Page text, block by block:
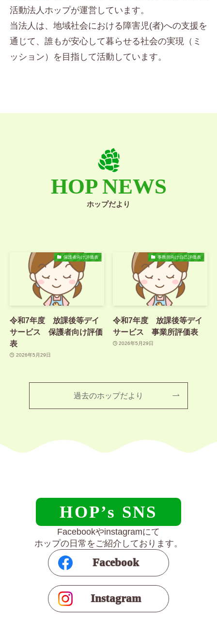
活動法人ホップが運営しています。
当法人は、地域社会における障害児(者)への支援を
通じて、誰もが安心して暮らせる社会の実現（ミ
ッション）を目指して活動しています。
HOP NEWS
ホップだより
保護者向け評価表
令和7年度 放課後等デイ
サービス 保護者向け評価
表
2026年5月29日
事務所向け自己評価表
令和7年度 放課後等デイ
サービス 事業所評価表
2026年5月29日
過去のホップだより
HOP’s SNS
Facebookやinstagramにて
ホップの日常をご紹介しております。
Facebook
Instagram